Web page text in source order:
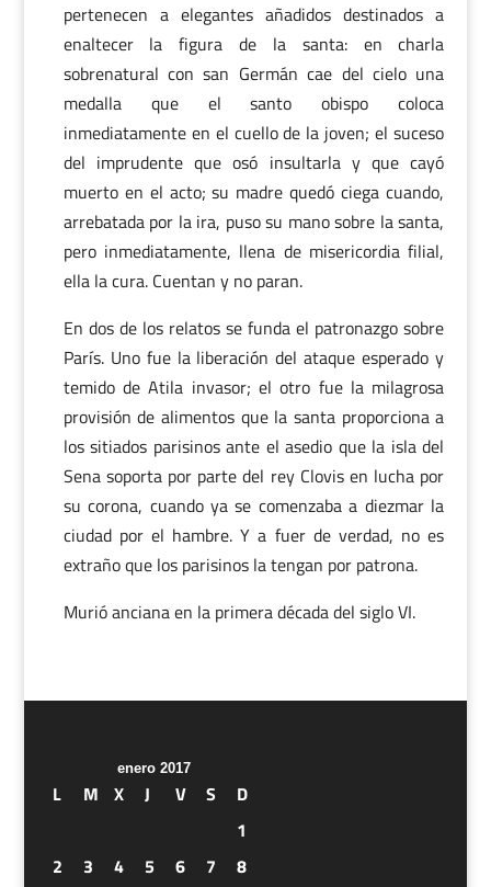
pertenecen a elegantes añadidos destinados a
enaltecer la figura de la santa: en charla
sobrenatural con san Germán cae del cielo una
medalla que el santo obispo coloca
inmediatamente en el cuello de la joven; el suceso
del imprudente que osó insultarla y que cayó
muerto en el acto; su madre quedó ciega cuando,
arrebatada por la ira, puso su mano sobre la santa,
pero inmediatamente, llena de misericordia filial,
ella la cura. Cuentan y no paran.
En dos de los relatos se funda el patronazgo sobre
París. Uno fue la liberación del ataque esperado y
temido de Atila invasor; el otro fue la milagrosa
provisión de alimentos que la santa proporciona a
los sitiados parisinos ante el asedio que la isla del
Sena soporta por parte del rey Clovis en lucha por
su corona, cuando ya se comenzaba a diezmar la
ciudad por el hambre. Y a fuer de verdad, no es
extraño que los parisinos la tengan por patrona.
Murió anciana en la primera década del siglo VI.
enero 2017
L M X J V S
D
1
2
3 4 5 6 7
8